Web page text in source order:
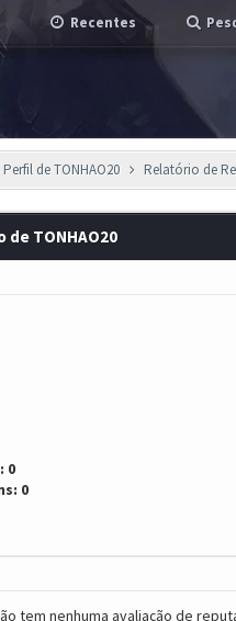
Recentes
Perfil de TONHAO20 Relatório de
TONHAO20
0
0
tem nenhuma avaliação de